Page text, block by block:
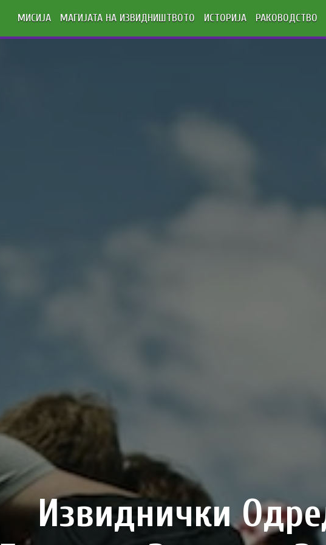
МИСИЈА МАГИЈАТА НА ИЗВИДНИШТВОТО ИСТОРИЈА РАКОВОДСТВО
Извиднички